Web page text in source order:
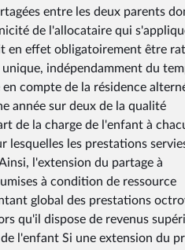
entre les deux parents
de l'allocataire qui
en effet obligatoirement être
indépendamment du
compte de la résidence
année sur deux de la qualité
de la charge de l'enfant à
lesquelles les prestations
l'extension du partage à
à condition de ressource
global des prestations
qu'il dispose de revenus
l'enfant Si une extension du